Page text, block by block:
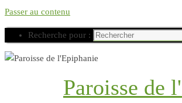
Passer au contenu
Recherche pour :
Paroisse de